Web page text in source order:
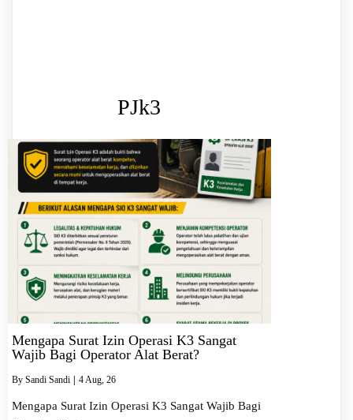
PJk3
Mengapa Surat Izin Operasi K3 Sangat
Wajib Bagi Operator Alat Berat?
By Sandi Sandi | 4 Aug, 26
Mengapa Surat Izin Operasi K3 Sangat Wajib Bagi